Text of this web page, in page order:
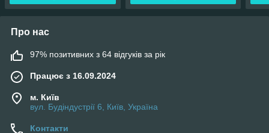
Про нас
97% позитивних з 64 відгуків за рік
Працює з 16.09.2024
м. Київ
вул. Будіндустрії 6, Київ, Україна
Контакти